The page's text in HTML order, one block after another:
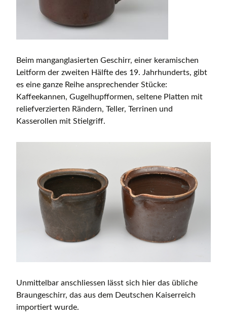
Beim manganglasierten Geschirr, einer keramischen
Leitform der zweiten Hälfte des 19. Jahrhunderts, gibt
es eine ganze Reihe ansprechender Stücke:
Kaffeekannen, Gugelhupfformen, seltene Platten mit
reliefverzierten Rändern, Teller, Terrinen und
Kasserollen mit Stielgriff.
Unmittelbar anschliessen lässt sich hier das übliche
Braungeschirr, das aus dem Deutschen Kaiserreich
importiert wurde.